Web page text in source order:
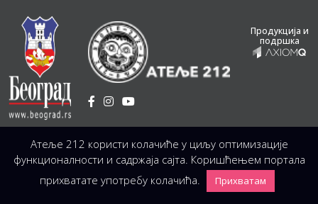
Установа Културе / Светогорска 21, 11103 Београд, Србија
Централа (управа, организација, администрација, рачуноводство, техника)
+381 11 3246 146;
+381 11 3246 147 |office@atelje212.rs
Продукција и
подршка
Сва Права Задржана © 2026 Позориште Атеља 212
Атеље 212 користи колачиће у циљу оптимизације
функционалности и садржаја сајта. Коришћењем портала
прихватате употребу колачића.
Прихватам